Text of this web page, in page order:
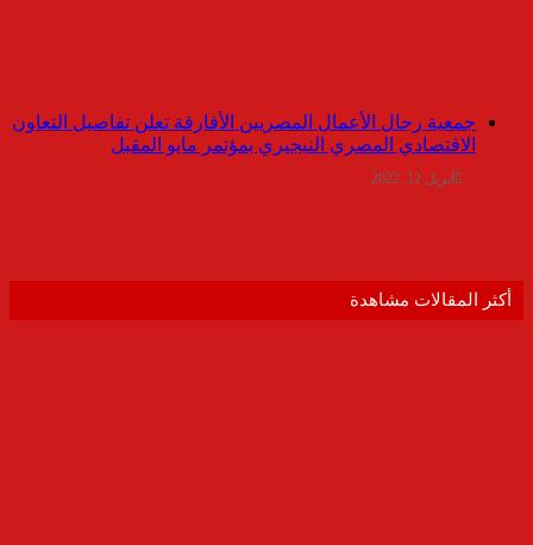
جمعية رجال الأعمال المصريين الأفارقة تعلن تفاصيل التعاون
الاقتصادي المصري النيجيري بمؤتمر مايو المقبل
أبريل 12, 2022
أكثر المقالات مشاهدة